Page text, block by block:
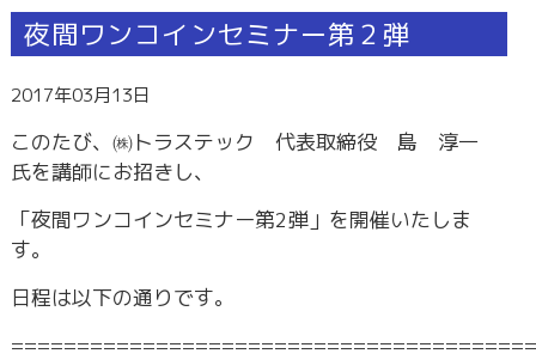
夜間ワンコインセミナー第２弾
2017年03月13日
このたび、㈱トラステック 代表取締役 島 淳一
氏を講師にお招きし、
「夜間ワンコインセミナー第2弾」を開催いたしま
す。
日程は以下の通りです。